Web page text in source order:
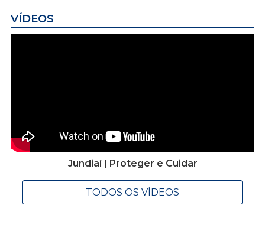
VÍDEOS
Jundiaí | Proteger e Cuidar
TODOS OS VÍDEOS